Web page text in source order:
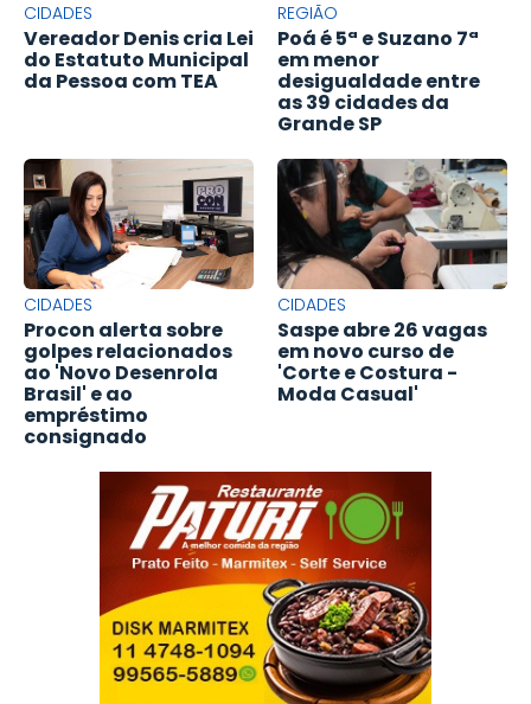
CIDADES
Vereador Denis cria Lei
do Estatuto Municipal
da Pessoa com TEA
REGIÃO
Poá é 5ª e Suzano 7ª
em menor
desigualdade entre
as 39 cidades da
Grande SP
CIDADES
Procon alerta sobre
golpes relacionados
ao 'Novo Desenrola
Brasil' e ao
empréstimo
consignado
CIDADES
Saspe abre 26 vagas
em novo curso de
'Corte e Costura -
Moda Casual'